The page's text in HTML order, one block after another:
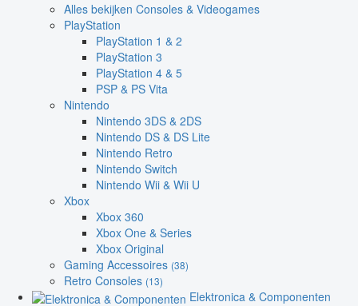
Alles bekijken Consoles & Videogames
PlayStation
PlayStation 1 & 2
PlayStation 3
PlayStation 4 & 5
PSP & PS Vita
Nintendo
Nintendo 3DS & 2DS
Nintendo DS & DS Lite
Nintendo Retro
Nintendo Switch
Nintendo Wii & Wii U
Xbox
Xbox 360
Xbox One & Series
Xbox Original
Gaming Accessoires (38)
Retro Consoles (13)
Elektronica & Componenten